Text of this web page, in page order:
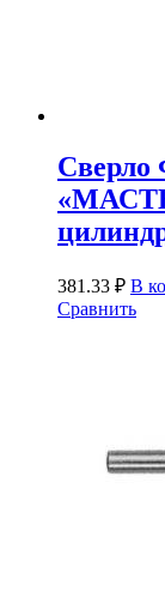
Сверло
381.33 ₽ В
Сравнить